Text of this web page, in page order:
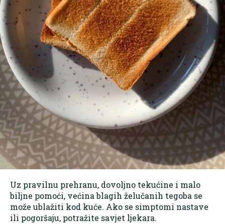
Uz pravilnu prehranu, dovoljno tekućine i malo
biljne pomoći, većina blagih želučanih tegoba se
može ublažiti kod kuće. Ako se simptomi nastave
ili pogoršaju, potražite savjet ljekara.